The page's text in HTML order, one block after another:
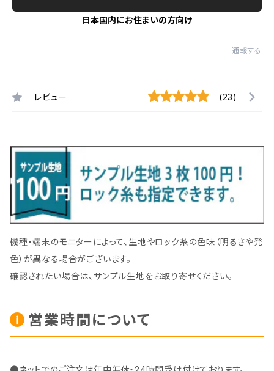
日本国内にお住まいの方向け
通報する
レビュー (23)
機種・端末のモニターによって、生地やロック糸の色味（明るさや発
色）が異なる場合がございます。
確認されたい場合は、サンプル生地をお取り寄せください。
営業時間について